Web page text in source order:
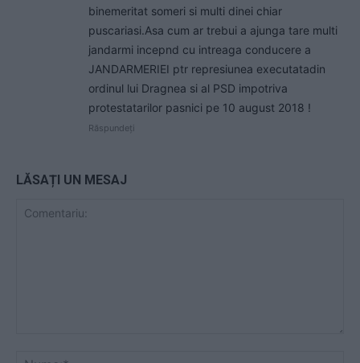
binemeritat someri si multi dinei chiar
puscariasi.Asa cum ar trebui a ajunga tare multi
jandarmi incepnd cu intreaga conducere a
JANDARMERIEI ptr represiunea executatadin
ordinul lui Dragnea si al PSD impotriva
protestatarilor pasnici pe 10 august 2018 !
Răspundeți
LĂSAȚI UN MESAJ